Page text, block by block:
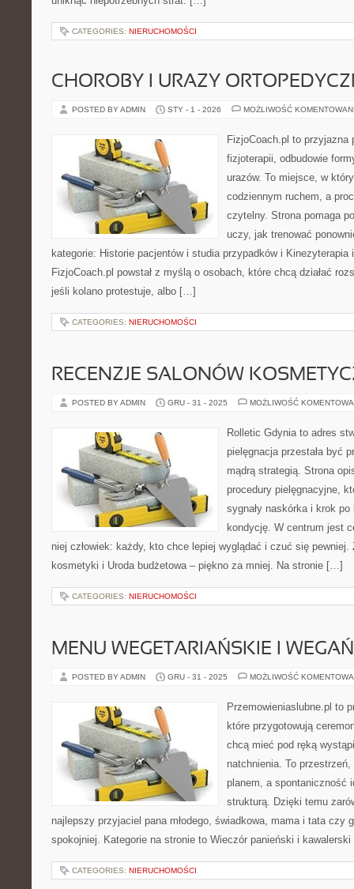
CATEGORIES: NIERUCHOMOŚCI
CHOROBY I URAZY
POSTED BY ADMIN STY - 1 - 2026 MOŻLIWOŚĆ
FizjoCoach.pl to przyjazna
fizjoterapii, odbudowie
urazów. To miejsce, w
codziennym ruchem, a
czytelny. Strona pomaga
uczy, jak trenować
kategorie: Historie pacjentów i studia przypadków i
FizjoCoach.pl powstał z myślą o osobach, które chcą działać
jeśli kolano protestuje, albo […]
CATEGORIES: NIERUCHOMOŚCI
RECENZJE SALONÓW
POSTED BY ADMIN GRU - 31 - 2025 MOŻLIWOŚĆ
Rolletic Gdynia to adres
pielęgnacja przestała być
mądrą strategią. Strona
procedury pielęgnacyjne,
sygnały naskórka i krok
kondycję. W centrum jest
niej człowiek: każdy, kto chce lepiej wyglądać i czuć się
kosmetyki i Uroda budżetowa – piękno za mniej. Na stronie […]
CATEGORIES: NIERUCHOMOŚCI
MENU WEGETARIAŃSKIE I
POSTED BY ADMIN GRU - 31 - 2025 MOŻLIWOŚĆ
Przemowieniaslubne.pl to
które przygotowują
chcą mieć pod ręką
natchnienia. To
planem, a spontaniczność
strukturą. Dzięki temu
najlepszy przyjaciel pana młodego, świadkowa, mama i tata czy
spokojniej. Kategorie na stronie to Wieczór panieński i
CATEGORIES: NIERUCHOMOŚCI